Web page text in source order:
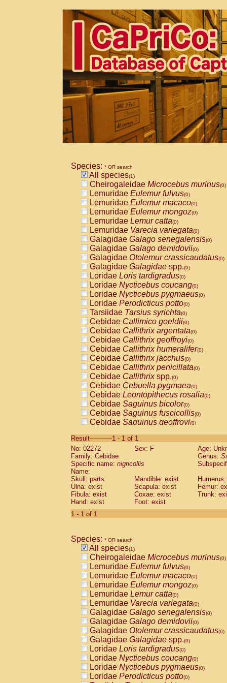
Species: * OR search
All species(1)
Cheirogaleidae Microcebus murinus(0)
Lemuridae Eulemur fulvus(0)
Lemuridae Eulemur macaco(0)
Lemuridae Eulemur mongoz(0)
Lemuridae Lemur catta(0)
Lemuridae Varecia variegata(0)
Galagidae Galago senegalensis(0)
Galagidae Galago demidovii(0)
Galagidae Otolemur crassicaudatus(0)
Galagidae Galagidae spp.(0)
Loridae Loris tardigradus(0)
Loridae Nycticebus coucang(0)
Loridae Nycticebus pygmaeus(0)
Loridae Perodicticus potto(0)
Tarsiidae Tarsius syrichta(0)
Cebidae Callimico goeldii(0)
Cebidae Callithrix argentata(0)
Cebidae Callithrix geoffroyi(0)
Cebidae Callithrix humeralifer(0)
Cebidae Callithrix jacchus(0)
Cebidae Callithrix penicillata(0)
Cebidae Callithrixspp.(0)
Cebidae Cebuella pygmaea(0)
Cebidae Leontopithecus rosalia(0)
Cebidae Saguinus bicolor(0)
Cebidae Saguinus fuscicollis(0)
Cebidae Saguinus geoffroyi(0)
CebidaeSaguinus labiatus(0)
Cebidae Saguinus leucopus (0)
Cebidae
CebidaeSaguinus mystax
Cebidae Saguinus nigricollis (1)
Cebidae Saguinus oedipus
Cebidae Saguinus weddelli
Cebidae Saguinusspp.
Cebidae
CebidaeCebus capucinus
CebidaeCebus nigrivittatus
CebidaeCebus spp.(0)
CebidaeSaimiri boliviensis(0)
CebidaeSaimiri sciureus(0)
AtelidaeAlouatta caraya(0)
AtelidaeAlouatta fusca(0)
AtelidaeAlouatta seniculus(0)
AtelidaeAlouattaspp.(0)
AtelidaeAteles belzebuth(0)
AtelidaeAteles geoffroyi(0)
AtelidaeAteles paniscus(0)
AtelidaeAtelesspp.(0)
AtelidaeLagothrix lagothricha(0)
AtelidaeLagothrix lagothricha cana
PitheciidaeCacajao calvus
Result-----------1 - 1 of 1
No: 02272
Sex: F
Age:
Family: Cebidae
Genus:
Specific name: nigricollis
Name:
Skull: parts
Mandible: exist
Ulna: exist
Scapula: exist
Femur:
Fibula: exist
Coxae: exist
Trunk:
Hand: exist
Foot: exist
1 - 1 of 1
Species: * OR search
All species(1)
Cheirogaleidae Microcebus murinus(0)
Lemuridae Eulemur fulvus(0)
Lemuridae Eulemur macaco(0)
Lemuridae Eulemur mongoz(0)
Lemuridae Lemur catta(0)
Lemuridae Varecia variegata(0)
Galagidae Galago senegalensis(0)
Galagidae Galago demidovii(0)
Galagidae Otolemur crassicaudatus(0)
Galagidae Galagidae spp.(0)
Loridae Loris tardigradus(0)
Loridae Nycticebus coucang(0)
Loridae Nycticebus pygmaeus(0)
Loridae Perodicticus potto(0)